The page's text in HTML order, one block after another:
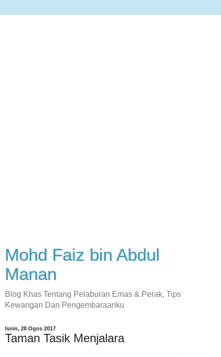
Mohd Faiz bin Abdul
Manan
Blog Khas Tentang Pelaburan Emas & Perak, Tips
Kewangan Dan Pengembaraanku
Isnin, 28 Ogos 2017
Taman Tasik Menjalara